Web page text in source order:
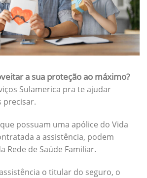
a sua proteção ao máximo?
Sulamerica pra te ajudar
precisar.
possuam uma apólice do Vida
a assistência, podem
Rede de Saúde Familiar.
o titular do seguro, o